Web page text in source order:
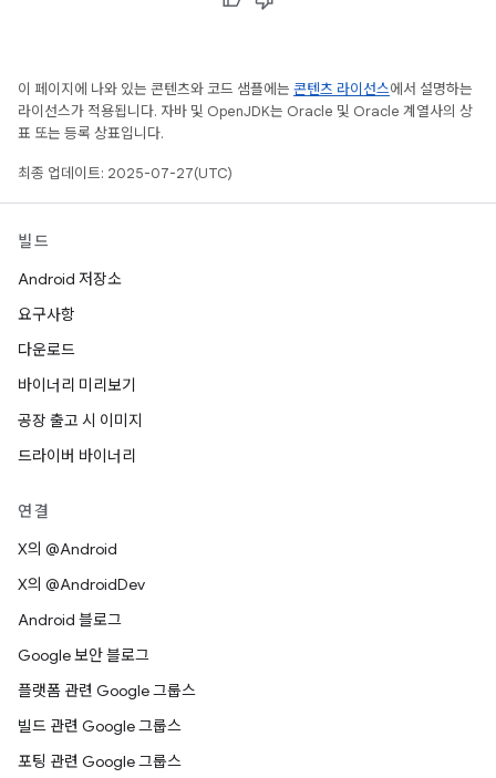
이 페이지에 나와 있는 콘텐츠와 코드 샘플에는 콘텐츠 라이선스에서 설명하는
라이선스가 적용됩니다. 자바 및 OpenJDK는 Oracle 및 Oracle 계열사의 상
표 또는 등록 상표입니다.
최종 업데이트: 2025-07-27(UTC)
빌드
Android 저장소
요구사항
다운로드
바이너리 미리보기
공장 출고 시 이미지
드라이버 바이너리
연결
X의 @Android
X의 @AndroidDev
Android 블로그
Google 보안 블로그
플랫폼 관련 Google 그룹스
빌드 관련 Google 그룹스
포팅 관련 Google 그룹스